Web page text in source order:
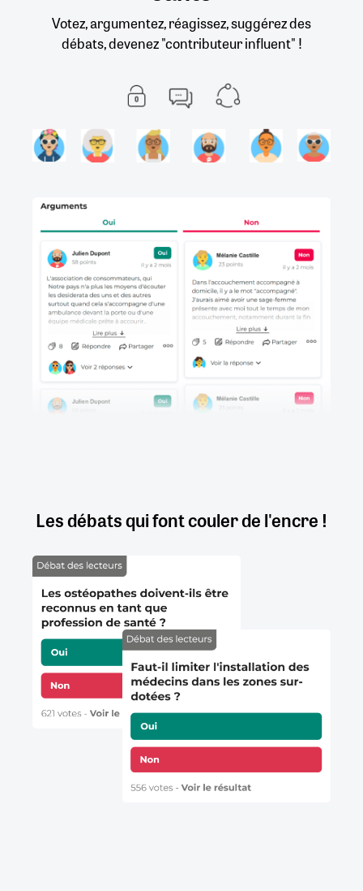
Votez, argumentez, réagissez, suggérez des
débats, devenez "contributeur influent" !
Les débats qui font couler de l'encre !